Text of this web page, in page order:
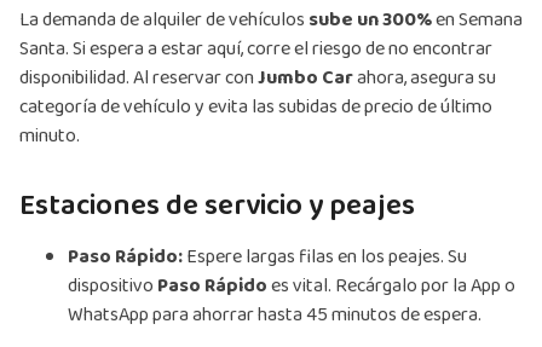
La demanda de alquiler de vehículos sube un 300%en Semana
Santa. Si espera a estar aquí, corre el riesgo de no encontrar
disponibilidad. Al reservar conJumbo Carahora, asegura su
categoría de vehículo y evita las subidas de precio de último
minuto.
Estaciones de servicio y peajes
Paso Rápido:Espere largas filas en los peajes. Su
dispositivo Paso Rápidoes vital. Recárgalo por la App o
WhatsApp para ahorrar hasta 45 minutos de espera.